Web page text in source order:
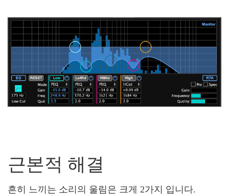
근본적 해결
흔히 느끼는 소리의 울림은 크게 2가지 입니다.